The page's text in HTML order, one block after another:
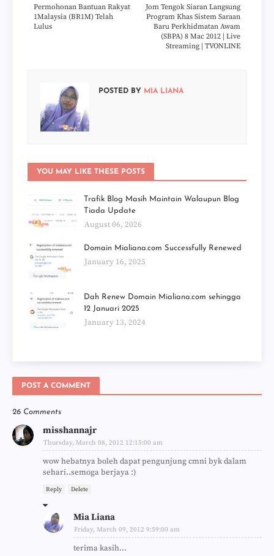
Jom Tengok Siaran Langsung
Program Khas Sistem Saraan
Baru Perkhidmatan Awam
(SBPA) 8 Mac 2012 | Live
Streaming | TVONLINE
Permohonan Bantuan Rakyat
1Malaysia (BR1M) Telah
Lulus
POSTED BY MIA LIANA
YOU MAY LIKE THESE POSTS
Trafik Blog Masih Maintain Walaupun Blog
Tiada Update
August 06, 2026
Domain Mialiana.com Successfully Renewed
January 16, 2025
Dah Renew Domain Mialiana.com sehingga
12 Januari 2025
January 13, 2024
POST A COMMENT
26 Comments
misshannajr
Thursday, March 08, 2012 12:15:00 am
wow hebatnya boleh dapat pengunjung cmni byk dalam
sehari..semoga berjaya :)
Reply Delete
Mia Liana
Friday, March 09, 2012 9:59:00 am
terima kasih...